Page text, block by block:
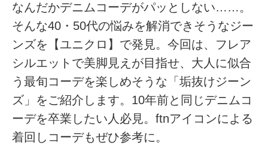
なんだかデニムコーデがパッとしない……。
そんな40・50代の悩みを解消できそうなジー
ンズを【ユニクロ】で発見。今回は、フレア
シルエットで美脚見えが目指せ、大人に似合
う最旬コーデを楽しめそうな「垢抜けジーン
ズ」をご紹介します。10年前と同じデニムコ
ーデを卒業したい人必見。ftnアイコンによる
着回しコーデもぜひ参考に。